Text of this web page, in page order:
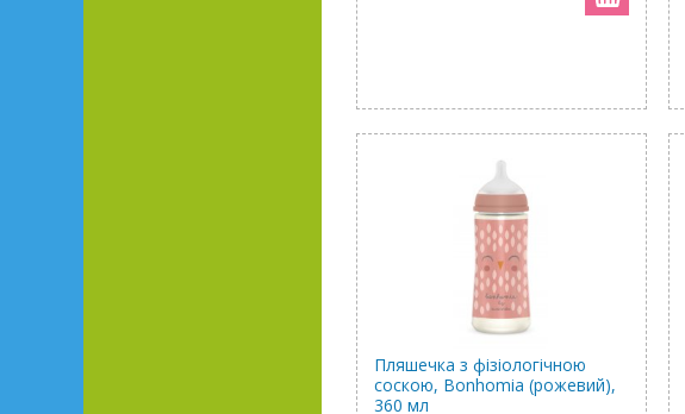
Пляшечка з фізіологічною
соскою, Bonhomia (рожевий),
360 мл